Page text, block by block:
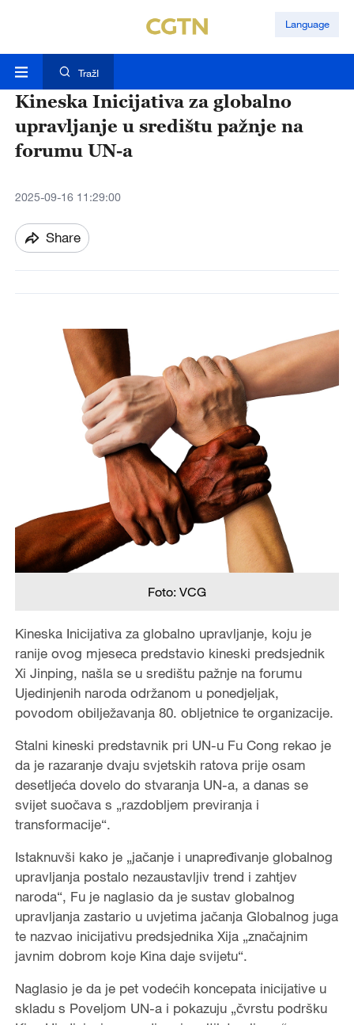
Language
TražI
Kineska Inicijativa za globalno
upravljanje u središtu pažnje na
forumu UN-a
2025-09-16 11:29:00
Share
Foto: VCG
Kineska Inicijativa za globalno upravljanje, koju je
ranije ovog mjeseca predstavio kineski predsjednik
Xi Jinping, našla se u središtu pažnje na forumu
Ujedinjenih naroda održanom u ponedjeljak,
povodom obilježavanja 80. obljetnice te organizacije.
Stalni kineski predstavnik pri UN-u Fu Cong rekao je
da je razaranje dvaju svjetskih ratova prije osam
desetljeća dovelo do stvaranja UN-a, a danas se
svijet suočava s „razdobljem previranja i
transformacije“.
Istaknuvši kako je „jačanje i unapređivanje globalnog
upravljanja postalo nezaustavljiv trend i zahtjev
naroda“, Fu je naglasio da je sustav globalnog
upravljanja zastario u uvjetima jačanja Globalnog juga
te nazvao inicijativu predsjednika Xija „značajnim
javnim dobrom koje Kina daje svijetu“.
Naglasio je da je pet vodećih koncepata inicijative u
skladu s Poveljom UN-a i pokazuju „čvrstu podršku